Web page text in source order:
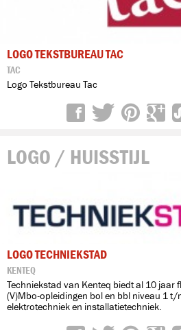
LOGO TEKSTBUREAU TAC
TAC
Logo Tekstbureau Tac
LOGO / HUISSTIJL
LOGO TECHNIEKSTAD
KENTEQ
Techniekstad van Kenteq biedt al 10 jaar
(V)Mbo-opleidingen bol en bbl niveau 1 t/
elektrotechniek en installatietechniek.